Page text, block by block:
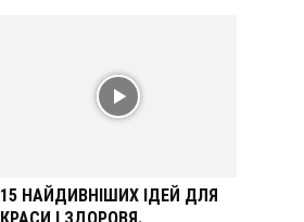
15 НАЙДИВНІШИХ ІДЕЙ ДЛЯ